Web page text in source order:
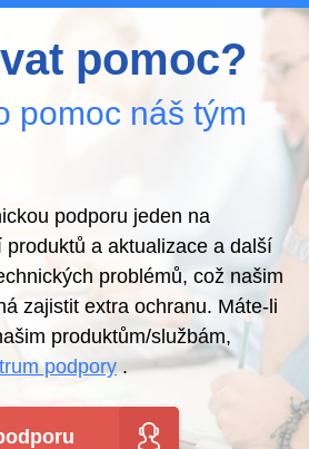
pomoc?
pomoc náš tým
podporu jeden na
produktů a aktualizace a další
problémů, což našim
zajistit extra ochranu. Máte-li
produktům/službám,
podpory .